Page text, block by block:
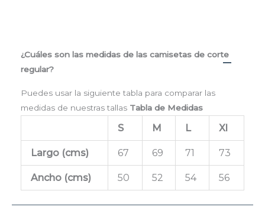
¿Cuáles son las medidas de las camisetas de corte
regular?
Puedes usar la siguiente tabla para comparar las
medidas de nuestras tallas Tabla de Medidas
S M L Xl
Largo (cms) 67 69 71 73
Ancho (cms) 50 52 54 56